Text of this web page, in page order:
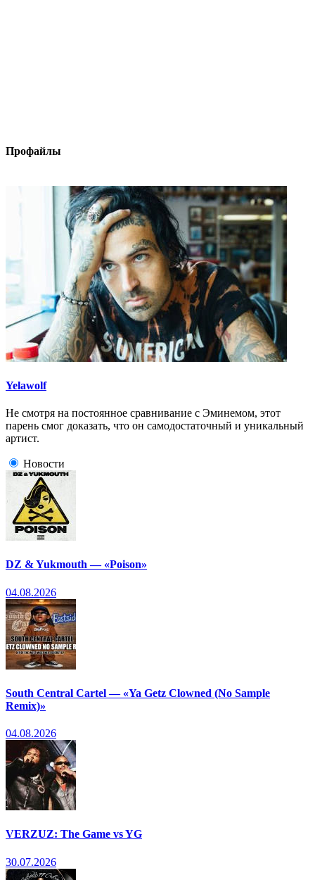
Профайлы
Yelawolf
Не смотря на постоянное сравнивание с Эминемом, этот
парень смог доказать, что он самодостаточный и уникальный
артист.
Новости
DZ & Yukmouth — «Poison»
04.08.2026
South Central Cartel — «Ya Getz Clowned (No Sample
Remix)»
04.08.2026
VERZUZ: The Game vs YG
30.07.2026